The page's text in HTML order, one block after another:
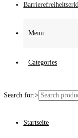
Menu
Categories
Search for:>
Startseite